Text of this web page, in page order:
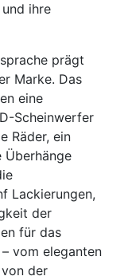
ihre
prägt
Marke. Das
eine
Scheinwerfer
Räder, ein
Überhänge
Lackierungen,
der
für das
vom eleganten
der